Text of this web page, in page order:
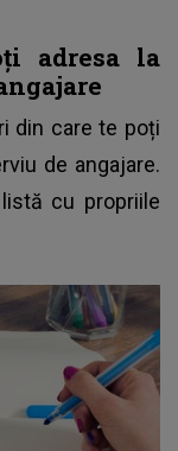
adresa la
din care te poți
de angajare.
cu propriile